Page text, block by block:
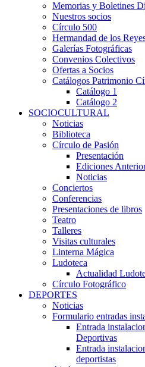
Memorias y Boletines
Nuestros socios
Círculo 500
Hermandad de los
Galerías Fotográficas
Convenios Colectivos
Ofertas a Socios
Catálogos Patrimonio
Catálogo 1
Catálogo 2
SOCIOCULTURAL
Noticias
Biblioteca
Círculo de Pasión
Presentación
Ediciones
Noticias
Conciertos
Conferencias
Presentaciones de libros
Teatro
Talleres
Visitas culturales
Linterna Mágica
Ludoteca
Actualidad
Círculo Fotográfico
DEPORTES
Noticias
Formulario entradas
Entrada
Deportivas
Entrada
deportistas